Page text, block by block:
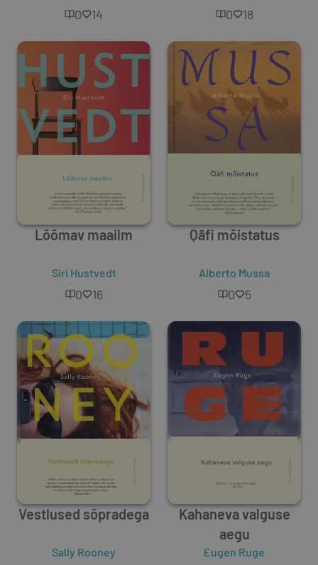
0 14 0 18
Lõõmav maailm
Siri Hustvedt
0 16
Qāfi mõistatus
Alberto Mussa
0 5
Vestlused sõpradega
Sally Rooney
Kahaneva valguse
aegu
Eugen Ruge